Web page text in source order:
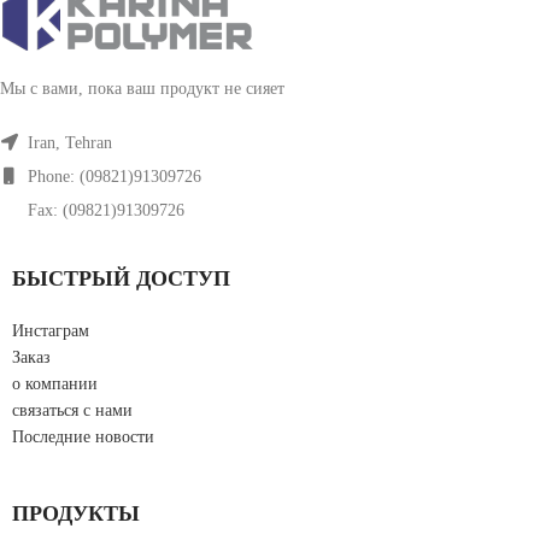
Мы с вами, пока ваш продукт не сияет
Iran, Tehran
Phone: (09821)91309726
Fax: (09821)91309726
БЫСТРЫЙ ДОСТУП
Инстаграм
Заказ
о компании
связаться с нами
Последние новости
ПРОДУКТЫ